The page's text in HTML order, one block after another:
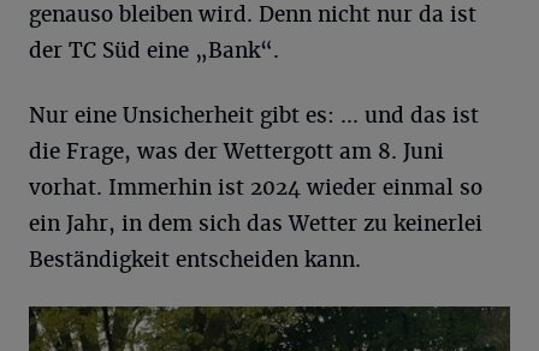
genauso bleiben wird. Denn nicht nur da ist
der TC Süd eine „Bank“.
Nur eine Unsicherheit gibt es: ... und das ist
die Frage, was der Wettergott am 8. Juni
vorhat. Immerhin ist 2024 wieder einmal so
ein Jahr, in dem sich das Wetter zu keinerlei
Beständigkeit entscheiden kann.